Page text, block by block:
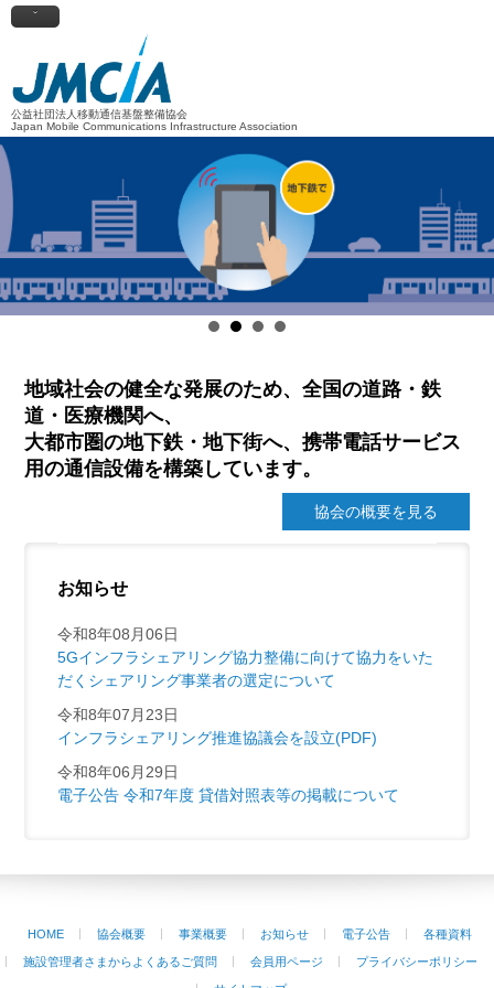
公益社団法人移動通信基盤整備協会
Japan Mobile Communications Infrastructure Association
地域社会の健全な発展のため、全国の道路・鉄
道・医療機関へ、
大都市圏の地下鉄・地下街へ、携帯電話サービス
用の通信設備を構築しています。
協会の概要を見る
お知らせ
令和8年08月06日
5Gインフラシェアリング協力整備に向けて協力をいた
だくシェアリング事業者の選定について
令和8年07月23日
インフラシェアリング推進協議会を設立(PDF)
令和8年06月29日
電子公告 令和7年度 貸借対照表等の掲載について
HOME 協会概要 事業概要 お知らせ 電子公告 各種資料
施設管理者さまからよくあるご質問 会員用ページ プライバシーポリシー